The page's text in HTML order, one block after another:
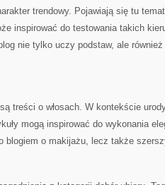
trendowy. Pojawiają się tu
inspirować do testowania takich
nie tylko uczy podstaw, ale
treści o włosach. W kontekście
mogą inspirować do wykonania
blogiem o makijażu, lecz także